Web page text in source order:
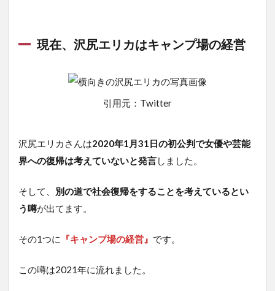
現在、沢尻エリカはキャンプ場の経営
引用元：Twitter
沢尻エリカさんは2020年1月31日の初公判で女優や芸能
界への復帰は考えていないと発言しました。
そして、 別の道で社会復帰をすることを考えているとい
う噂が出てます。
その1つに 『キャンプ場の経営』 です。
この噂は2021年に流れました。